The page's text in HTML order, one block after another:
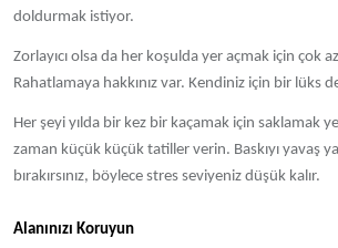
doldurmak istiyor.
Zorlayıcı olsa da her koşulda yer açmak için çok
Rahatlamaya hakkınız var. Kendiniz için bir lüks
Her şeyi yılda bir kez bir kaçamak için saklamak
zaman küçük küçük tatiller verin. Baskıyı yavaş
bırakırsınız, böylece stres seviyeniz düşük kalır.
Alanınızı Koruyun